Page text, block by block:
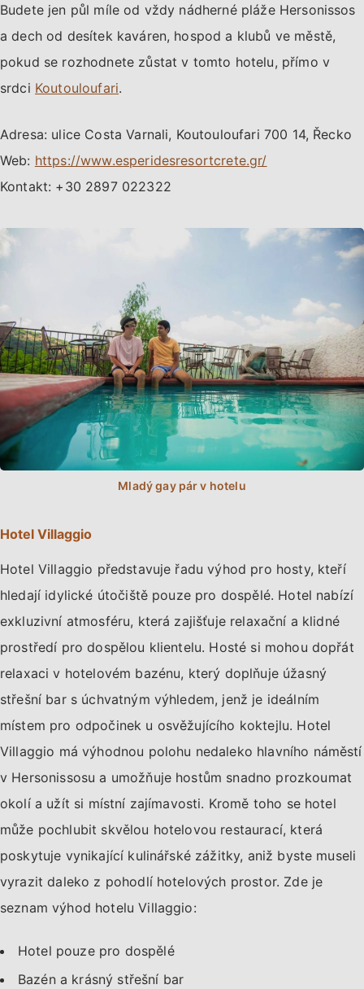
Budete jen půl míle od vždy nádherné pláže Hersonissos
a dech od desítek kaváren, hospod a klubů ve městě,
pokud se rozhodnete zůstat v tomto hotelu, přímo v
srdci Koutouloufari.
Adresa: ulice Costa Varnali, Koutouloufari 700 14, Řecko
Web: https://www.esperidesresortcrete.gr/
Kontakt: +30 2897 022322
Hotel Villaggio
Hotel Villaggio představuje řadu výhod pro hosty, kteří
hledají idylické útočiště pouze pro dospělé. Hotel nabízí
exkluzivní atmosféru, která zajišťuje relaxační a klidné
prostředí pro dospělou klientelu. Hosté si mohou dopřát
relaxaci v hotelovém bazénu, který doplňuje úžasný
střešní bar s úchvatným výhledem, jenž je ideálním
místem pro odpočinek u osvěžujícího koktejlu. Hotel
Villaggio má výhodnou polohu nedaleko hlavního náměstí
v Hersonissosu a umožňuje hostům snadno prozkoumat
okolí a užít si místní zajímavosti. Kromě toho se hotel
může pochlubit skvělou hotelovou restaurací, která
poskytuje vynikající kulinářské zážitky, aniž byste museli
vyrazit daleko z pohodlí hotelových prostor. Zde je
seznam výhod hotelu Villaggio:
Hotel pouze pro dospělé
Bazén a krásný střešní bar